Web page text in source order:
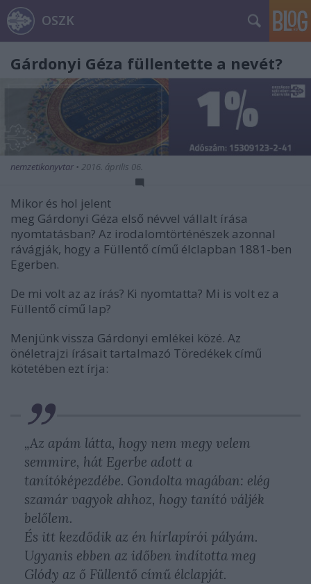
OSZK
Gárdonyi Géza füllentette a nevét?
nemzetikonyvtar • 2016. április 06.
Mikor és hol jelent
meg Gárdonyi Géza első névvel vállalt írása
nyomtatásban? Az irodalomtörténészek azonnal
rávágják, hogy a Füllentő című élclapban 1881-ben
Egerben.
De mi volt az az írás? Ki nyomtatta? Mi is volt ez a
Füllentő című lap?
Menjünk vissza Gárdonyi emlékei közé. Az
önéletrajzi írásait tartalmazó Töredékek című
kötetében ezt írja:
„Az apám látta, hogy nem megy velem
semmire, hát Egerbe adott a
tanítóképezdébe. Gondolta magában: elég
szamár vagyok ahhoz, hogy tanító váljék
belőlem.
És itt kezdődik az én hírlapírói pályám.
Ugyanis ebben az időben indította meg
Glódy az ő Füllentő című élclapját.